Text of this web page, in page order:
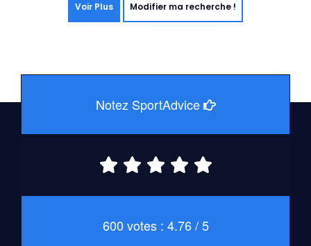
Voir Plus Modifier ma recherche !
Notez SportAdvice
600 votes : 4.76 / 5